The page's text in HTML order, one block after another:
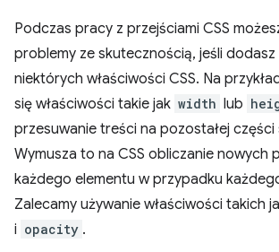
Podczas pracy z przejściami CSS
problemy ze skutecznością, jeśli
niektórych właściwości CSS. Na
się właściwości takie jak width lub
przesuwanie treści na pozostałej części
Wymusza to na CSS obliczanie nowych
każdego elementu w przypadku
Zalecamy używanie właściwości takich
i opacity .